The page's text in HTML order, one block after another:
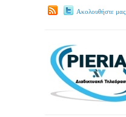
Ακολουθήστε μας.